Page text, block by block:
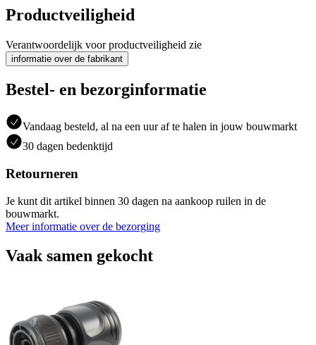
Productveiligheid
Verantwoordelijk voor productveiligheid zie
informatie over de fabrikant
Bestel- en bezorginformatie
Vandaag besteld, al na een uur af te halen in jouw bouwmarkt
30 dagen bedenktijd
Retourneren
Je kunt dit artikel binnen 30 dagen na aankoop ruilen in de
bouwmarkt.
Meer informatie over de bezorging
Vaak samen gekocht